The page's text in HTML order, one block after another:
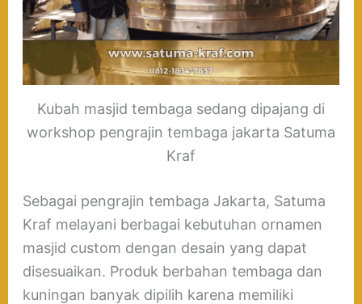
Kubah masjid tembaga sedang dipajang di
workshop pengrajin tembaga jakarta Satuma
Kraf
Sebagai pengrajin tembaga Jakarta, Satuma
Kraf melayani berbagai kebutuhan ornamen
masjid custom dengan desain yang dapat
disesuaikan. Produk berbahan tembaga dan
kuningan banyak dipilih karena memiliki